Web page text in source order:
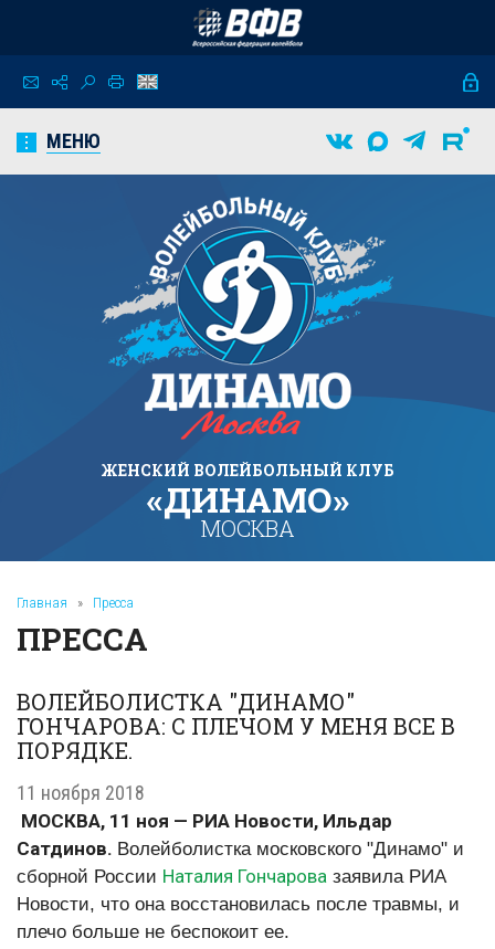
МЕНЮ
ЖЕНСКИЙ ВОЛЕЙБОЛЬНЫЙ КЛУБ
«ДИНАМО»
МОСКВА
Главная » Пресса
ПРЕССА
ВОЛЕЙБОЛИСТКА "ДИНАМО"
ГОНЧАРОВА: С ПЛЕЧОМ У МЕНЯ ВСЕ В
ПОРЯДКЕ.
11 ноября 2018
МОСКВА, 11 ноя — РИА Новости, Ильдар
Сатдинов. Волейболистка московского "Динамо" и
сборной России Наталия Гончарова заявила РИА
Новости, что она восстановилась после травмы, и
плечо больше не беспокоит ее.